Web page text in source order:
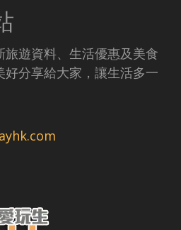
遊資料、生活優惠及美食
分享給大家，讓生活多一